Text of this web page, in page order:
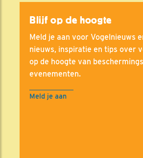
Blijf op de hoogte
Meld je aan voor Vogelnieuws
nieuws, inspiratie en tips over
op de hoogte van
evenementen.
Meld je aan